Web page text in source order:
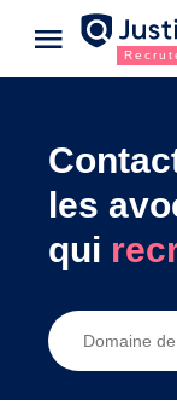
les
qui